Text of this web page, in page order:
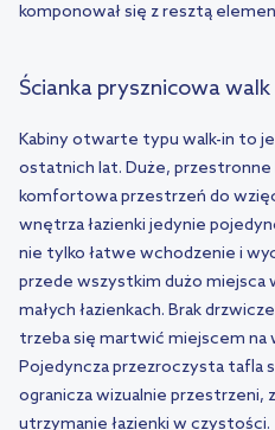
komponował się z resztą
Ścianka prysznicowa walk
Kabiny otwarte typu walk-in to
ostatnich lat. Duże, przestronne
komfortowa przestrzeń do
wnętrza łazienki jedynie
nie tylko łatwe wchodzenie i
przede wszystkim dużo miejsca
małych łazienkach. Brak
trzeba się martwić miejscem na
Pojedyncza przezroczysta tafla
ogranicza wizualnie przestrzeni,
utrzymanie łazienki w czystości.